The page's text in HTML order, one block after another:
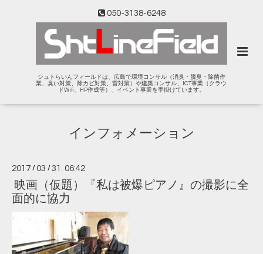
050-3138-6248
シュトらいんフィールドは、広島で環境コンサル（消臭・脱臭・除菌作
業、臭い対策、除カビ対策、雷対策）や建築コンサル、ICT事業（クラウ
ドWifi、HP作成等）、イベント事業を手掛けています。
インフォメーション
2017 /03 /31 06:42
映画（仮題）『私は被爆ピアノ』の撮影に全
面的に協力